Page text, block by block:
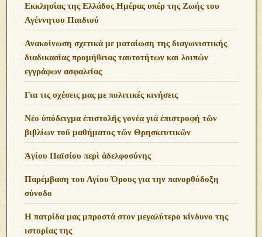
Εκκλησίας της Ελλάδος Ημέρας υπέρ της Ζωής του
Αγέννητου Παιδιού
Ανακοίνωση σχετικά με ματαίωση της διαγωνιστικής
διαδικασίας προμήθειας ταυτοτήτων και λοιπών
εγγράφων ασφαλείας
Για τις σχέσεις μας με πολιτικές κινήσεις
Νέο ὑπόδειγμα ἐπιστολῆς γονέα γιά ἐπιστροφή τῶν
βιβλίων τοῦ μαθήματος τῶν Θρησκευτικῶν
Ἁγίου Παϊσίου περὶ ἀδελφοσύνης
Παρέμβαση του Αγίου Όρους για την πανορθόδοξη
σύνοδο
Η πατρίδα μας μπροστά στον μεγαλύτερο κίνδυνο της
ιστορίας της